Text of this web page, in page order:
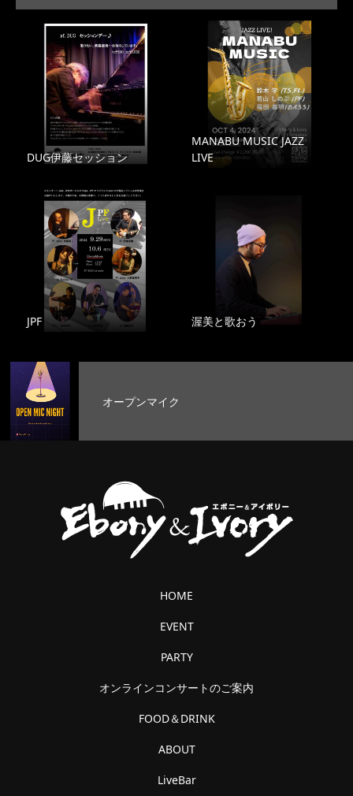
DUG伊藤セッション
MANABU MUSIC JAZZ
LIVE
JPF 渥美と歌おう
オープンマイク
HOME
EVENT
PARTY
オンラインコンサートのご案内
FOOD＆DRINK
ABOUT
LiveBar